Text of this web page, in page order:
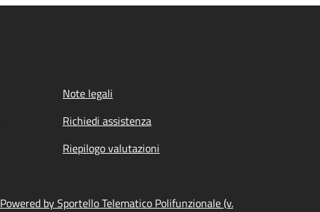
Note legali
Richiedi assistenza
Riepilogo valutazioni
Powered by Sportello Telematico Polifunzionale (v.